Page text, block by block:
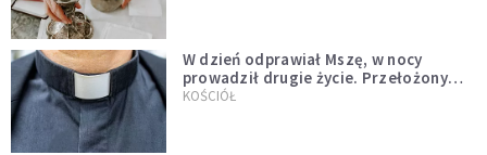
W dzień odprawiał Mszę, w nocy
prowadził drugie życie. Przełożony
kazał mu opuścić zakon
KOŚCIÓŁ